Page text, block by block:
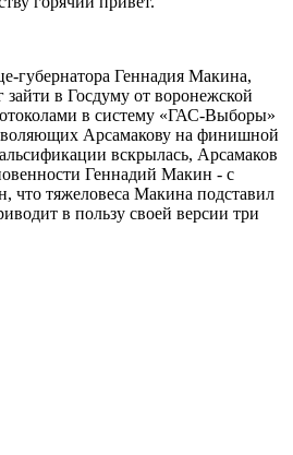
губернатора Геннадия Макина,
в Госдуму от воронежской
в систему «ГАС-Выборы»
Арсамакову на финишной
вскрылась, Арсамаков
Геннадий Макин - с
что тяжеловеса Макина подставил
в пользу своей версии три